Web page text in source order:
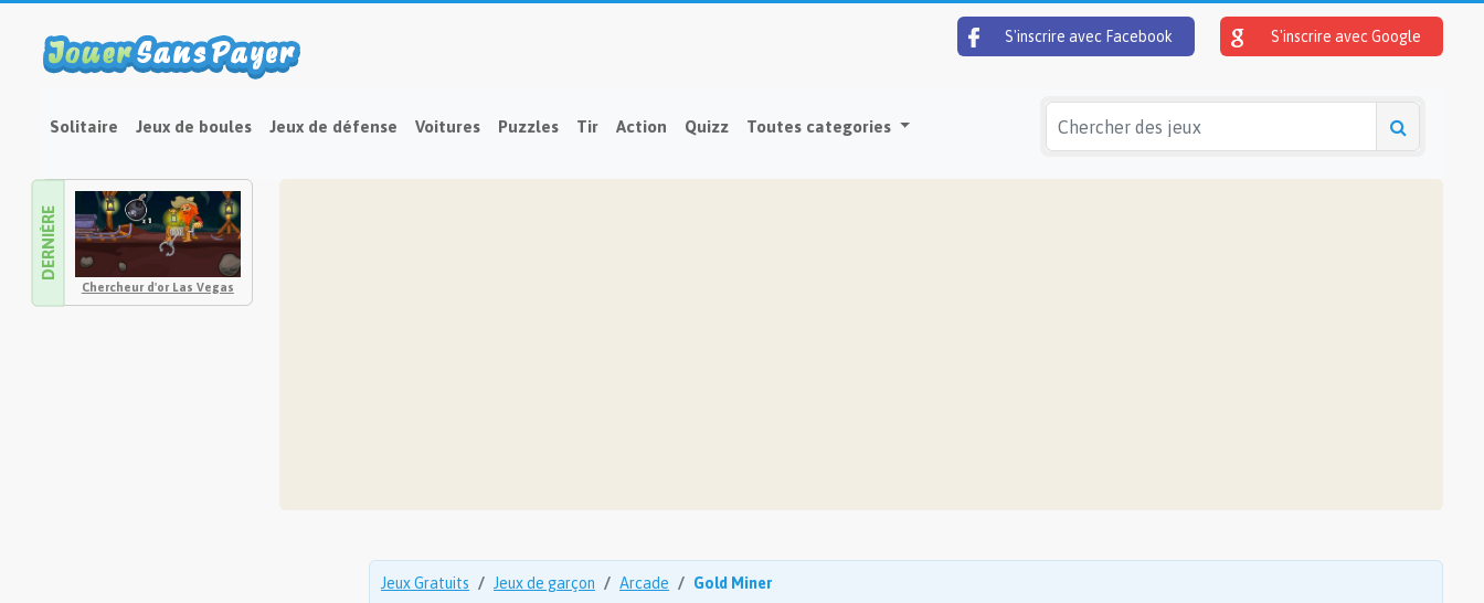
S'inscrire avec Facebook S'inscrire avec Google
Solitaire Jeux de boules Jeux de défense Voitures Puzzles Tir Action Quizz Toutes categories
DERNIÈRE
Chercheur d'or Las Vegas
Jeux Gratuits Jeux de garçon Arcade Gold Miner